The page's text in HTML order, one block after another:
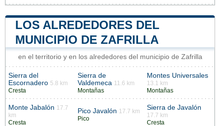
LOS ALREDEDORES DEL
MUNICIPIO DE ZAFRILLA
en el territorio y en los alrededores del municipio de Zafrilla
Sierra del
Escornadero 5.8 km
Cresta
Sierra de
Valdemeca 11.6 km
Montañas
Montes Universales
13.1 km
Montañas
Monte Jabalón 17.7
km
Cresta
Pico Javalón 17.7 km
Pico
Sierra de Javalón
17.7 km
Cresta